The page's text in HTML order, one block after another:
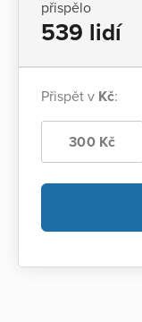
přispělo
539 lidí
Přispět v Kč:
300 Kč